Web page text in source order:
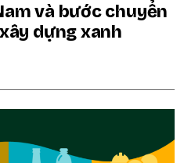
và bước chuyển
dựng xanh